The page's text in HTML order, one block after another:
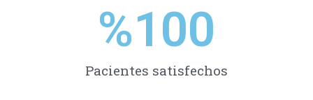
Pacientes satisfechos
%100